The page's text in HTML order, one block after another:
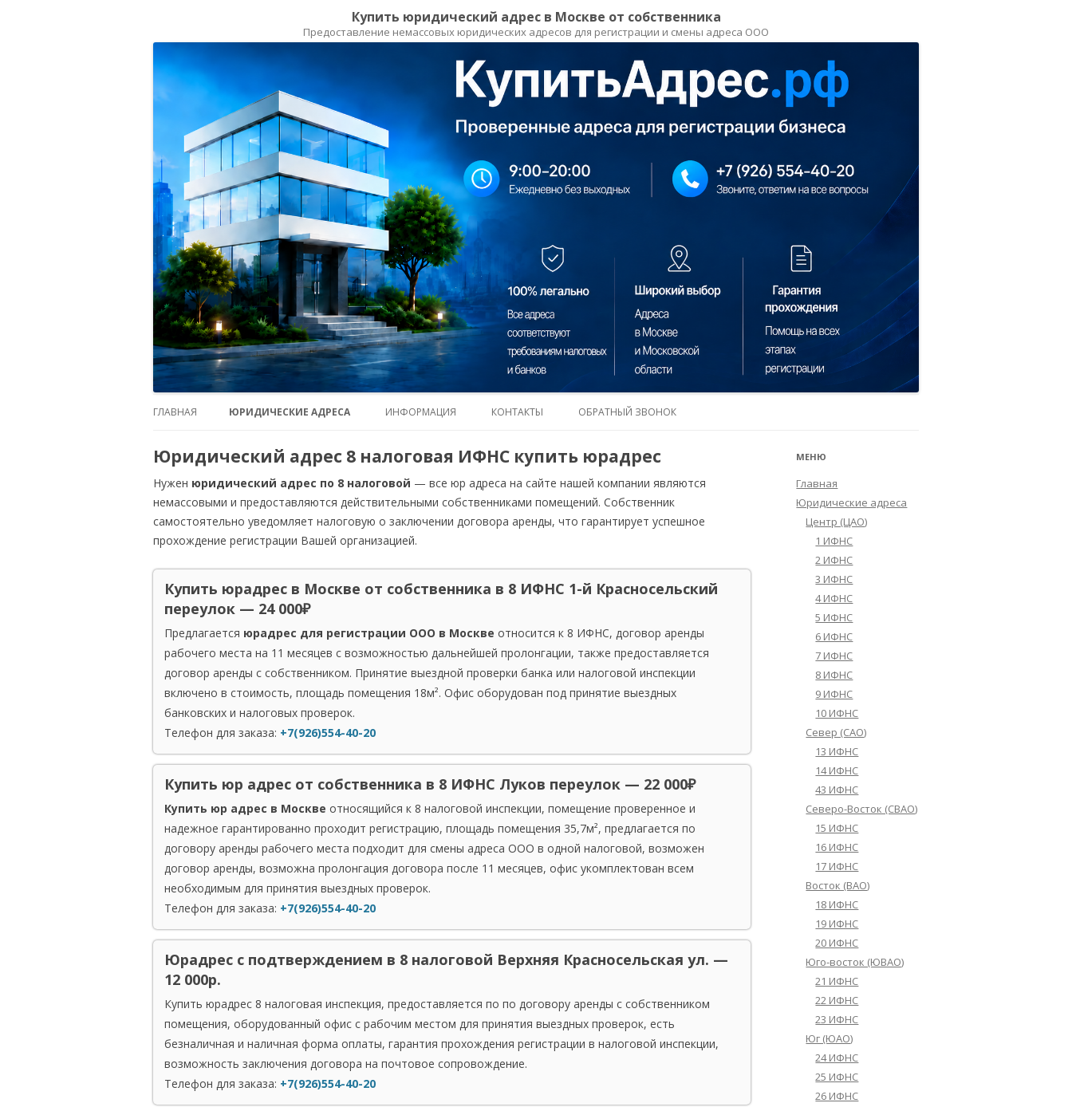
Купить юридический адрес в Москве от собственника
Предоставление немассовых юридических адресов для регистрации и смены адреса ООО
к
ГЛАВНАЯ ЮРИДИЧЕСКИЕ АДРЕСА
2 ИФНС
4 ИФНС
8 ИФНС
СЕВЕР (САО) 13 ИФНС
43 ИФНС
СЕВЕРО-ВОСТОК (СВАО)
16 ИФНС
ВОСТОК (ВАО) 18 ИФНС
ЮГ (ЮАО)
26 ИФНС
ЮГО-ЗАПАД (ЮЗАО)
28 ИФНС
ЗАПАД (ЗАО) 29 ИФНС
ИНФОРМАЦИЯ КОНТАКТЫ ОБРАТНЫЙ ЗВОНОК
Юридический адрес 8 налоговая ИФНС купить юрадрес
Нужен юридический адрес по 8 налоговой — все юр адреса на сайте нашей компании являются
немассовыми и предоставляются действительными собственниками помещений. Собственник
самостоятельно уведомляет налоговую о заключении договора аренды, что гарантирует успешное
прохождение регистрации Вашей организацией.
Купить юрадрес в Москве от собственника в 8 ИФНС 1-й Красносельский
переулок — 24 000₽
Предлагается юрадрес для регистрации ООО в Москве относится к 8 ИФНС, договор аренды
рабочего места на 11 месяцев с возможностью дальнейшей пролонгации, также предоставляется
договор аренды с собственником. Принятие выездной проверки банка или налоговой инспекции
включено в стоимость, площадь помещения 18м². Офис оборудован под принятие выездных
банковских и налоговых проверок.
Телефон для заказа: +7(926)554-40-20
Купить юр адрес от собственника в 8 ИФНС Луков переулок — 22 000₽
Купить юр адрес в Москве относящийся к 8 налоговой инспекции, помещение проверенное и
надежное гарантированно проходит регистрацию, площадь помещения 35,7м², предлагается по
договору аренды рабочего места подходит для смены адреса ООО в одной налоговой, возможен
договор аренды, возможна пролонгация договора после 11 месяцев, офис укомплектован всем
необходимым для принятия выездных проверок.
Телефон для заказа: +7(926)554-40-20
Юрадрес с подтверждением в 8 налоговой Верхняя Красносельская ул. —
12 000р.
Купить юрадрес 8 налоговая инспекция, предоставляется по по договору аренды с собственником
помещения, оборудованный офис с рабочим местом для принятия выездных проверок, есть
безналичная и наличная форма оплаты, гарантия прохождения регистрации в налоговой инспекции,
возможность заключения договора на почтовое сопровождение.
Телефон для заказа: +7(926)554-40-20
МЕНЮ
Главная
Юридические адреса
Центр (ЦАО)
1 ИФНС
2 ИФНС
3 ИФНС
4 ИФНС
5 ИФНС
6 ИФНС
7 ИФНС
8 ИФНС
9 ИФНС
10 ИФНС
Север (САО)
13 ИФНС
14 ИФНС
43 ИФНС
Северо-Восток (СВАО)
15 ИФНС
16 ИФНС
17 ИФНС
Восток (ВАО)
18 ИФНС
19 ИФНС
20 ИФНС
Юго-восток (ЮВАО)
21 ИФНС
22 ИФНС
23 ИФНС
Юг (ЮАО)
24 ИФНС
25 ИФНС
26 ИФНС